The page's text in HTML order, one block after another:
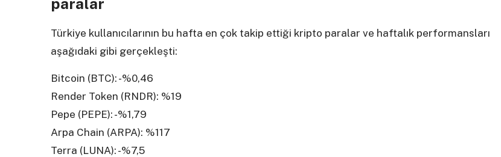
Türkiye kullanıcılarının bu hafta en çok takip ettiği kripto paralar ve haftalık performansları
aşağıdaki gibi gerçekleşti:
Bitcoin (BTC): -%0,46
Render Token (RNDR): %19
Pepe (PEPE): -%1,79
Arpa Chain (ARPA): %117
Terra (LUNA): -%7,5